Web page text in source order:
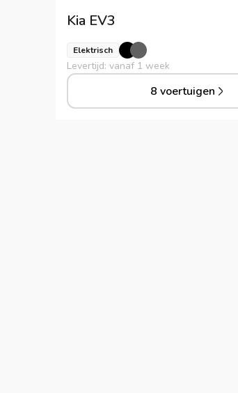
Kia EV3
Elektrisch
Levertijd: vanaf 1 week
8 voertuigen